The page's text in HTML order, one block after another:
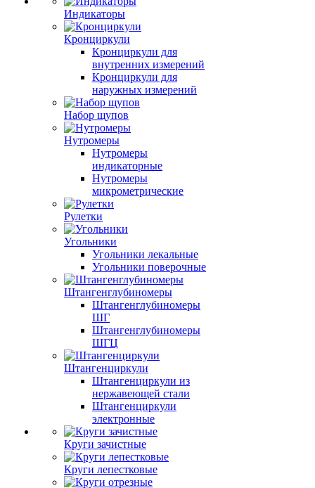
Индикаторы
Кронциркули
Кронциркули для
внутренних измерений
Кронциркули для
наружных измерений
Набор щупов
Нутромеры
Нутромеры
индикаторные
Нутромеры
микрометрические
Рулетки
Угольники
Угольники лекальные
Угольники поверочные
Штангенглубиномеры
Штангенглубиномеры
ШГ
Штангенглубиномеры
ШГЦ
Штангенциркули
Штангенциркули из
нержавеющей стали
Штангенциркули
электронные
Круги зачистные
Круги лепестковые